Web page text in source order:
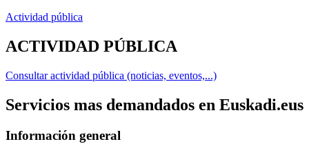
Actividad pública
ACTIVIDAD PÚBLICA
Consultar actividad pública (noticias, eventos,...)
Servicios mas demandados en Euskadi.eus
Información general